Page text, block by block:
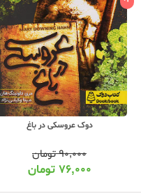
دوک عروسکی در باغ
۹۰,۰۰۰تومان
۷۶,۰۰۰ تومان